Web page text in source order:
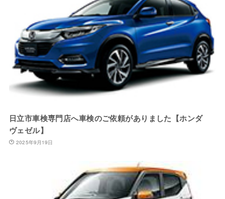
日立市車検専門店へ車検のご依頼がありました【ホンダ
ヴェゼル】
2025年9月19日